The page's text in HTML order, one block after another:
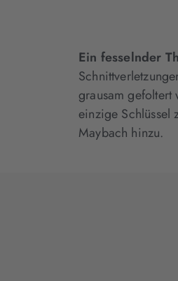
Ein fesselnder
grausam
einzige Schlüssel
Maybach hinzu.